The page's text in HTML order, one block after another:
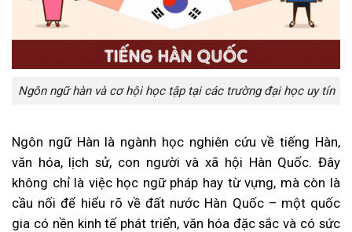
Ngôn ngữ hàn và cơ hội học tập tại các trường đại học uy tín
Ngôn ngữ Hàn là ngành học nghiên cứu về tiếng Hàn,
văn hóa, lịch sử, con người và xã hội Hàn Quốc. Đây
không chỉ là việc học ngữ pháp hay từ vựng, mà còn là
cầu nối để hiểu rõ về đất nước Hàn Quốc – một quốc
gia có nền kinh tế phát triển, văn hóa đặc sắc và có sức